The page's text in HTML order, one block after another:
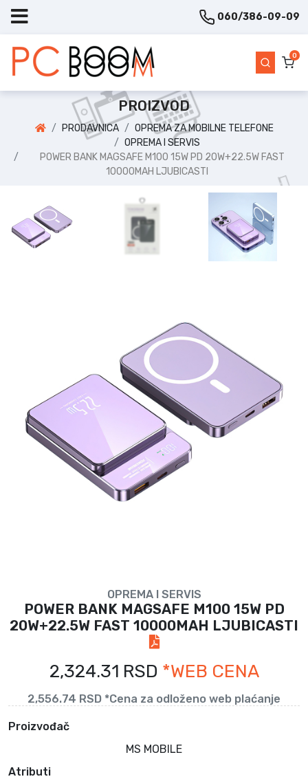
060/386-09-09
0
PROIZVOD
PRODAVNICA
OPREMA ZA MOBILNE TELEFONE
OPREMA I SERVIS
POWER BANK MAGSAFE M100 15W PD 20W+22.5W FAST
10000MAH LJUBICASTI
OPREMA I SERVIS
POWER BANK MAGSAFE M100 15W PD
20W+22.5W FAST 10000MAH LJUBICASTI
2,324.31 RSD *WEB CENA
2,556.74 RSD *Cena za odloženo web plaćanje
Proizvođač
MS MOBILE
Atributi